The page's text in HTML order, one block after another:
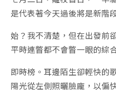
是代表著今天過後將是新階
始？我不清楚，但在出發前
平時連瞥都不會瞥一眼的綜
即時榜。耳邊陌生卻輕快的
陽光從左側照曬臉龐，以偏